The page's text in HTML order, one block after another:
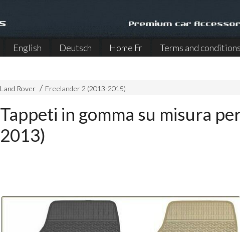
English Deutsch Home Fr Terms and conditions
Land Rover Freelander 2 (2013-2015)
Tappeti in gomma su misura
2013)